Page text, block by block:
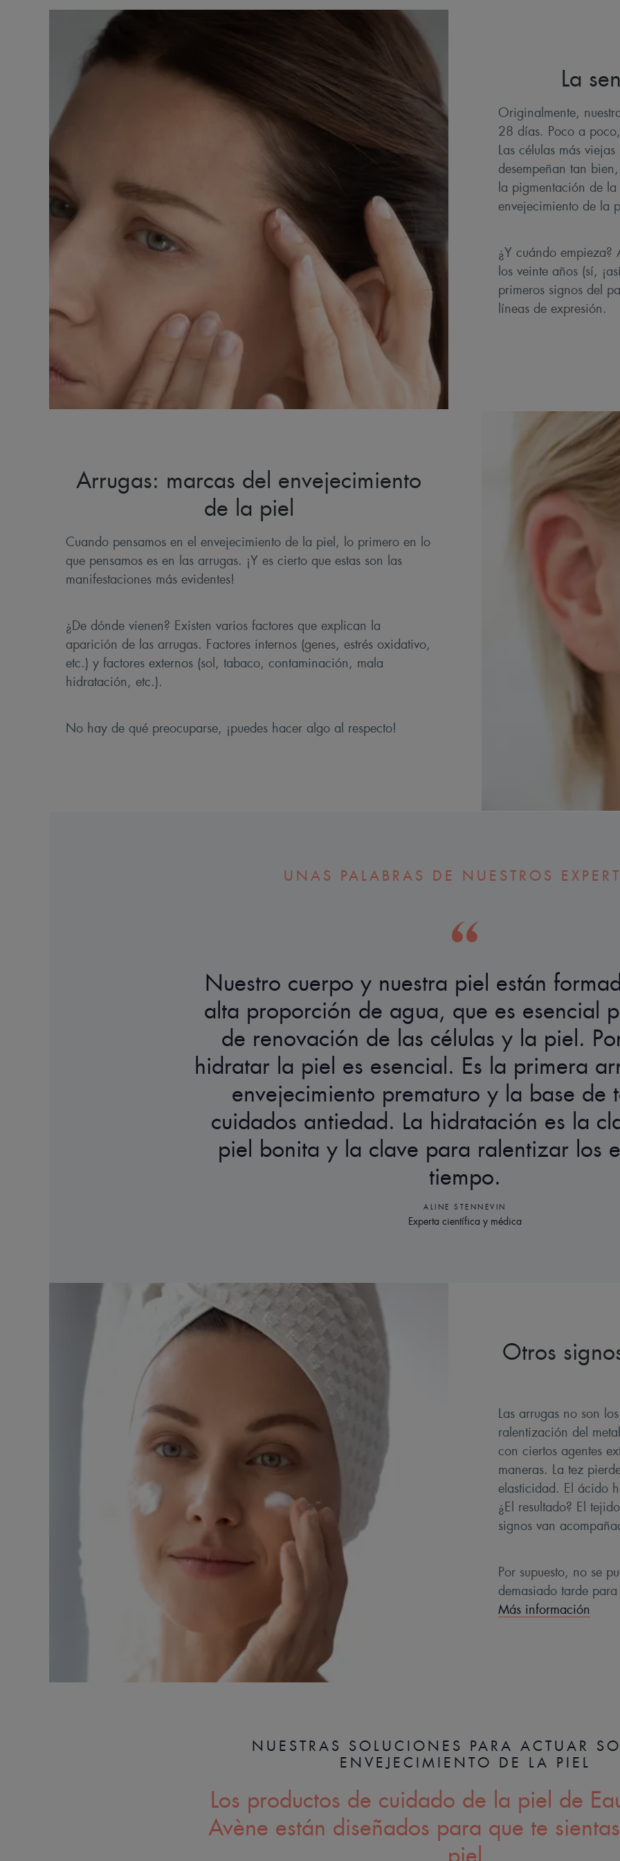
La
Originalmente,
28 días. Poco a
Las células más
desempeñan tan
la pigmentación de
envejecimiento de la
¿Y cuándo empieza?
los veinte años (sí,
primeros signos del
líneas de expresión.
Arrugas: marcas del envejecimiento
de la piel
Cuando pensamos en el envejecimiento de la piel, lo primero en lo
que pensamos es en las arrugas. ¡Y es cierto que estas son las
manifestaciones más evidentes!
¿De dónde vienen? Existen varios factores que explican la
aparición de las arrugas. Factores internos (genes, estrés oxidativo,
etc.) y factores externos (sol, tabaco, contaminación, mala
hidratación, etc.).
No hay de qué preocuparse, ¡puedes hacer algo al respecto!
UNAS PALABRAS DE NUESTROS
Nuestro cuerpo y nuestra piel están
alta proporción de agua, que es esencial
de renovación de las células y la piel.
hidratar la piel es esencial. Es la primera
envejecimiento prematuro y la base de
cuidados antiedad. La hidratación es la
piel bonita y la clave para ralentizar los
tiempo.
ALINE STENNEVIN
Experta científica y médica
Otros
Las arrugas no son
ralentización del
con ciertos agentes
maneras. La tez
elasticidad. El ácido
¿El resultado? El
signos van
Por supuesto, no se
demasiado tarde
Más información
NUESTRAS SOLUCIONES PARA ACTUAR
ENVEJECIMIENTO DE LA PIEL
Los productos de cuidado de la piel de
Avène están diseñados para que te